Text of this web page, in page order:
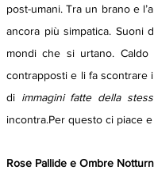
post-umani. Tra un brano e
ancora più simpatica. Suoni
mondi che si urtano.
contrapposti e li fa scontrare
di immagini fatte della
incontra.Per questo ci piace
Rose Pallide e Ombre